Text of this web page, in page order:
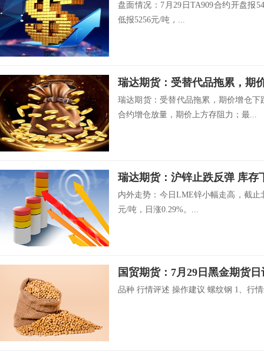
盘面情况：7月29日TA909合约开盘报
低报5256元/吨，...
瑞达期货：受替代品拖累，期
瑞达期货：受替代品拖累，期价增仓下
合约增仓放量，期价上方存阻力；最...
瑞达期货：沪锌止跌反弹 库存
内外走势：今日LME锌小幅走高，截止
元/吨，日涨0.29%。...
国贸期货：7月29日黑金期货日
品种 行情评述 操作建议 螺纹钢 1、行